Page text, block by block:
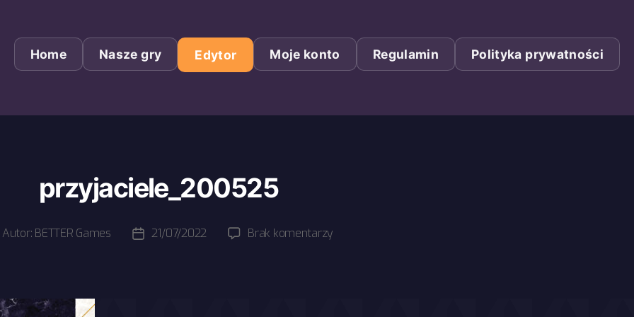
Home Nasze gry Edytor Moje konto Regulamin Polityka prywatności
przyjaciele_200525
Autor: BETTER Games
Data21/07/2022 Brak komentarzy